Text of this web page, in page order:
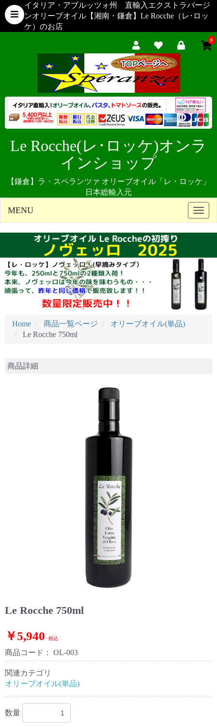
イタリア・アブルッツォ州 直輸入エクストラバージ
ンオリーブオイル【湘南・鎌倉】Le Rocche（レ･ロッ
ケ）のお店
0
Le Rocche(レ･ロッケ)オンラ
インショップ
【鎌倉】ラ・スペランツァ オリーブオイル「レ・ロッケ」
日本総輸入元
Toggle
MENU
Home 商品一覧ページ
オリーブオイル(単品)
Le Rocche 750ml
商品詳細
Le Rocche 750ml
￥5,940 税込
商品コード： OL-003
関連カテゴリ
オリーブオイル(単品)
数量